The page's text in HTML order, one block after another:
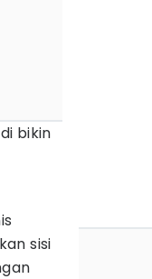
bikin
sisi